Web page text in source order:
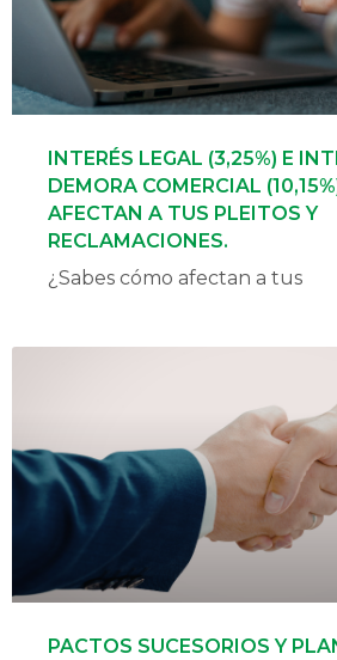
INTERÉS LEGAL (3,25%) E
DEMORA COMERCIAL
AFECTAN A TUS PLEITOS Y
RECLAMACIONES.
¿Sabes cómo afectan a tus
PACTOS SUCESORIOS Y